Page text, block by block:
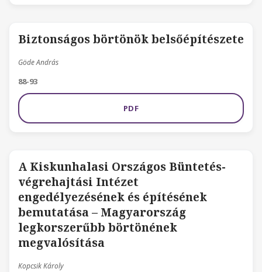
Biztonságos börtönök belsőépítészete
Göde András
88-93
PDF
A Kiskunhalasi Országos Büntetés-
végrehajtási Intézet
engedélyezésének és építésének
bemutatása – Magyarország
legkorszerűbb börtönének
megvalósítása
Kopcsik Károly